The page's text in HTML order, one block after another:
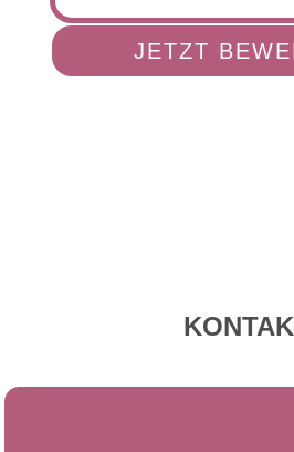
JETZT